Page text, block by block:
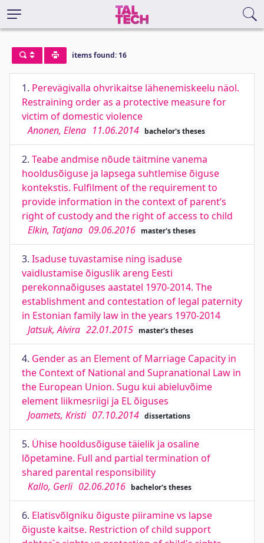
items found: 16
1. Perevägivalla ohvrikaitse lähenemiskeelu näol.
Restraining order as a protective measure for
victim of domestic violence
Anonen, Elena 11.06.2014 bachelor's theses
2. Teabe andmise nõude täitmine vanema
hooldusõiguse ja lapsega suhtlemise õiguse
kontekstis. Fulfilment of the requirement to
provide information in the context of parent’s
right of custody and the right of access to child
Elkin, Tatjana 09.06.2016 master's theses
3. Isaduse tuvastamise ning isaduse
vaidlustamise õiguslik areng Eesti
perekonnaõiguses aastatel 1970-2014. The
establishment and contestation of legal paternity
in Estonian family law in the years 1970-2014
Jatsuk, Aivira 22.01.2015 master's theses
4. Gender as an Element of Marriage Capacity in
the Context of National and Supranational Law in
the European Union. Sugu kui abieluvõime
element liikmesriigi ja EL õiguses
Joamets, Kristi 07.10.2014 dissertations
5. Ühise hooldusõiguse täielik ja osaline
lõpetamine. Full and partial termination of
shared parental responsibility
Kallo, Gerli 02.06.2016 bachelor's theses
6. Elatisvõlgniku õiguste piiramine vs lapse
õiguste kaitse. Restriction of child support